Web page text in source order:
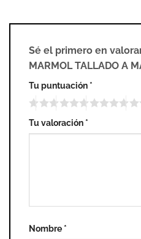
Sé el primero en valorar
MARMOL TALLADO A
Tu puntuación *
Tu valoración *
Nombre *